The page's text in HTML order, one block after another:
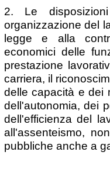
2. Le
organizzazione del
legge e alla
economici delle
prestazione
carriera, il
delle capacità e dei
dell'autonomia, dei
dell'efficienza del
all'assenteismo,
pubbliche anche a